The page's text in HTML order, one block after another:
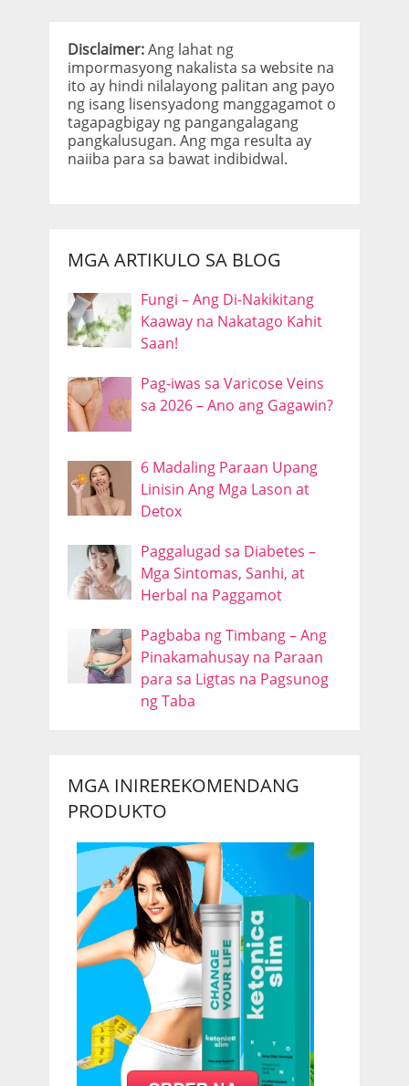
Disclaimer:Ang lahat ng
impormasyong nakalista sa website na
ito ay hindi nilalayong palitan ang payo
ng isang lisensyadong manggagamot o
tagapagbigay ng pangangalagang
pangkalusugan. Ang mga resulta ay
naiiba para sa bawat indibidwal.
MGA ARTIKULO SA BLOG
Fungi – Ang Di-Nakikitang
Kaaway na Nakatago Kahit
Saan!
Pag-iwas sa Varicose Veins
sa 2026 – Ano ang Gagawin?
6 Madaling Paraan Upang
Linisin Ang Mga Lason at
Detox
Paggalugad sa Diabetes –
Mga Sintomas, Sanhi, at
Herbal na Paggamot
Pagbaba ng Timbang – Ang
Pinakamahusay na Paraan
para sa Ligtas na Pagsunog
ng Taba
MGA INIREREKOMENDANG
PRODUKTO